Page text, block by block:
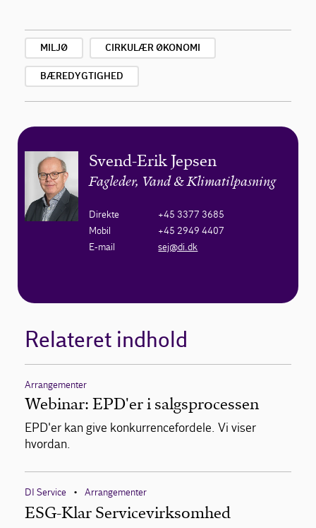
MILJØ CIRKULÆR ØKONOMI
BÆREDYGTIGHED
Svend-Erik Jepsen
Fagleder, Vand & Klimatilpasning
Direkte
+45 3377 3685
Mobil
+45 2949 4407
E-mail
sej@di.dk
Relateret indhold
Arrangementer
Webinar: EPD'er i salgsprocessen
EPD'er kan give konkurrencefordele. Vi viser
hvordan.
DI Service • Arrangementer
ESG-Klar Servicevirksomhed